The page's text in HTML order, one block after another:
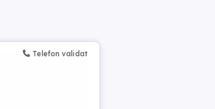
Telefon validat